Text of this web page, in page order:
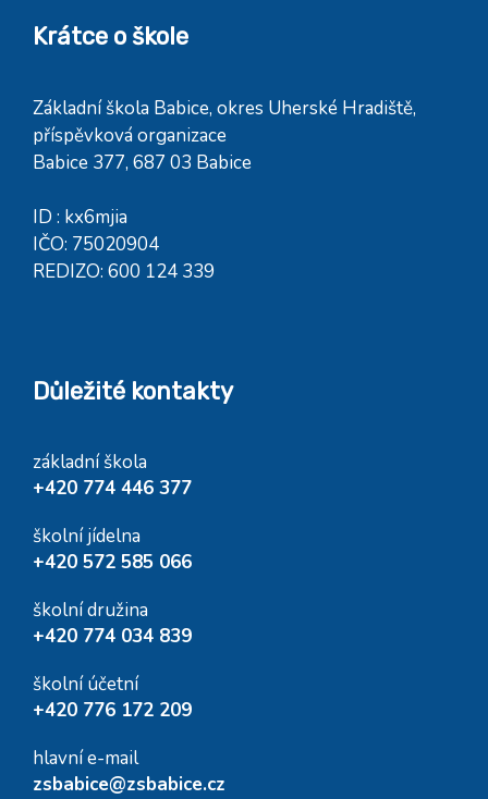
Krátce o škole
Základní škola Babice, okres Uherské Hradiště,
příspěvková organizace
Babice 377, 687 03 Babice
ID : kx6mjia
IČO: 75020904
REDIZO: 600 124 339
Důležité kontakty
základní škola
+420 774 446 377
školní jídelna
+420 572 585 066
školní družina
+420 774 034 839
školní účetní
+420 776 172 209
hlavní e-mail
zsbabice@zsbabice.cz